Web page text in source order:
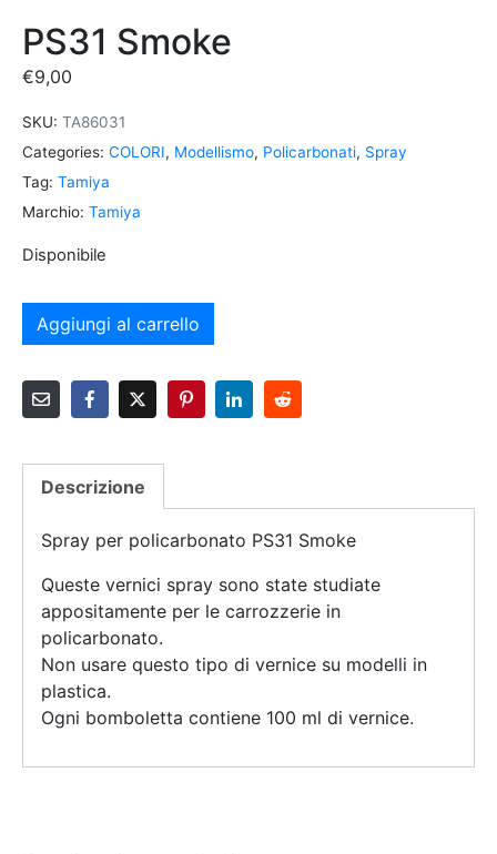
PS31 Smoke
€9,00
SKU: TA86031
Categories: COLORI, Modellismo, Policarbonati, Spray
Tag: Tamiya
Marchio: Tamiya
Disponibile
Aggiungi al carrello
Descrizione
Spray per policarbonato PS31 Smoke
Queste vernici spray sono state studiate
appositamente per le carrozzerie in
policarbonato.
Non usare questo tipo di vernice su modelli in
plastica.
Ogni bomboletta contiene 100 ml di vernice.